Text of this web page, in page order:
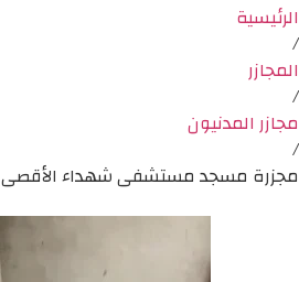
الرئيسية
/
المجازر
/
مجازر المدنيون
/
مجزرة مسجد مستشفى شهداء الأقصى